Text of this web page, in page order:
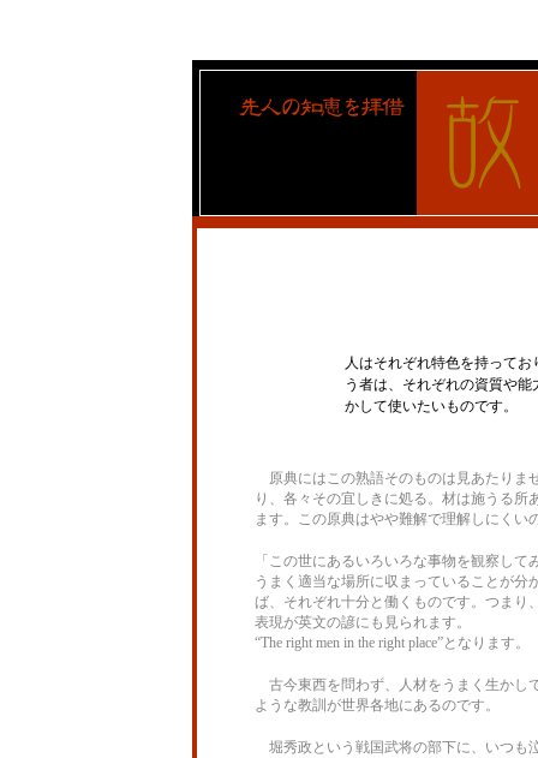
人はそれぞれ特色を持って
う者は、それぞれの資質や
かして使いたいものです。
原典にはこの熟語そのものは見あたりま
り、各々その宜しきに処る。材は施うる
ます。 この原典はやや難解で理解しにくい
「この世にあるいろいろな事物を観察し
うまく適当な場所に収まっていることが
ば、それぞれ十分と働くものです。つまり
表現が英文の諺にも見られます。
“The right men in the right place”となります。
古今東西を問わず、人材をうまく生かし
ような教訓が世界各地にあるのです。
堀秀政という戦国武将の部下に、いつも